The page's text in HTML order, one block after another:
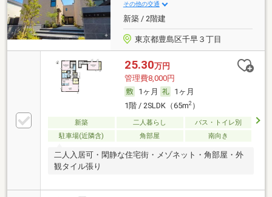
その他の交通
新築 / 2階建
東京都豊島区千早３丁目
25.30万円
管理費8,000円
1ヶ月
1ヶ月
1階 / 2SLDK（65m2）
新築 二人暮らし
バス・トイレ別
駐車場(近隣含)
角部屋 南向き
二人入居可・閑静な住宅街・メゾネット・角部屋・外
観タイル張り